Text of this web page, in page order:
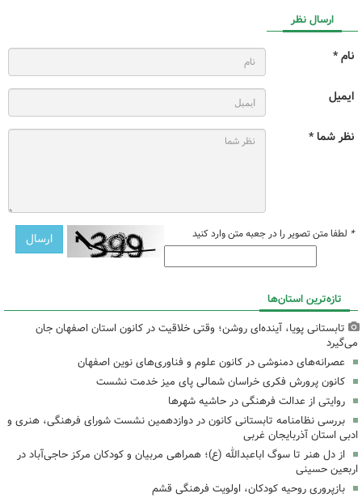
ارسال نظر
نام *
ایمیل
نظر شما *
* لطفا متن تصویر را در جعبه متن وارد کنید
تازه‌ترین استان‌ها
تابستانی پویا، آینده‌ای روشن؛ وقتی خلاقیت در کانون استان اصفهان جان
می‌گیرد
عصرانه‌های دمنوشی در کانون علوم و فناوری‌های نوین اصفهان
کانون پرورش فکری خراسان شمالی پای میز خدمت نشست
روایتی از عدالت فرهنگی در حاشیه شهرها
بررسی نظامنامه تابستانی کانون در دوازدهمین نشست شورای فرهنگی، هنری و
ادبی استان آذربایجان غربی
از دل هنر تا سوگ اباعبدالله (ع)؛ همراهی مربیان و کودکان مرکز حاجی‌آباد در
اربعین حسینی
بازپروری روحیه کودکان، اولویت فرهنگی قشم